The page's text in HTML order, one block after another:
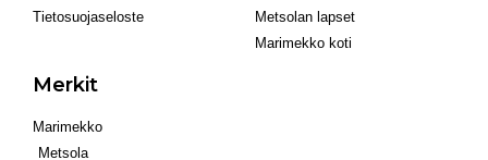
Tietosuojaseloste
Metsolan lapset
Marimekko koti
Merkit
Marimekko
Metsola